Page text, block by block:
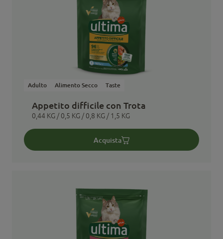
Adulto Alimento Secco Taste
Appetito difficile con Trota
0,44 KG / 0,5 KG / 0,8 KG / 1,5 KG
Acquista